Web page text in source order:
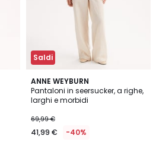
Saldi
ANNE WEYBURN
Pantaloni in seersucker, a righe,
larghi e morbidi
69,99 €
41,99 € -40%